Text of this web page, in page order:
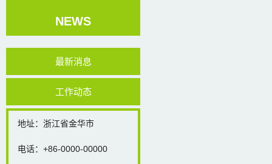
NEWS
最新消息
工作动态
地址：浙江省金华市
电话：+86-0000-00000